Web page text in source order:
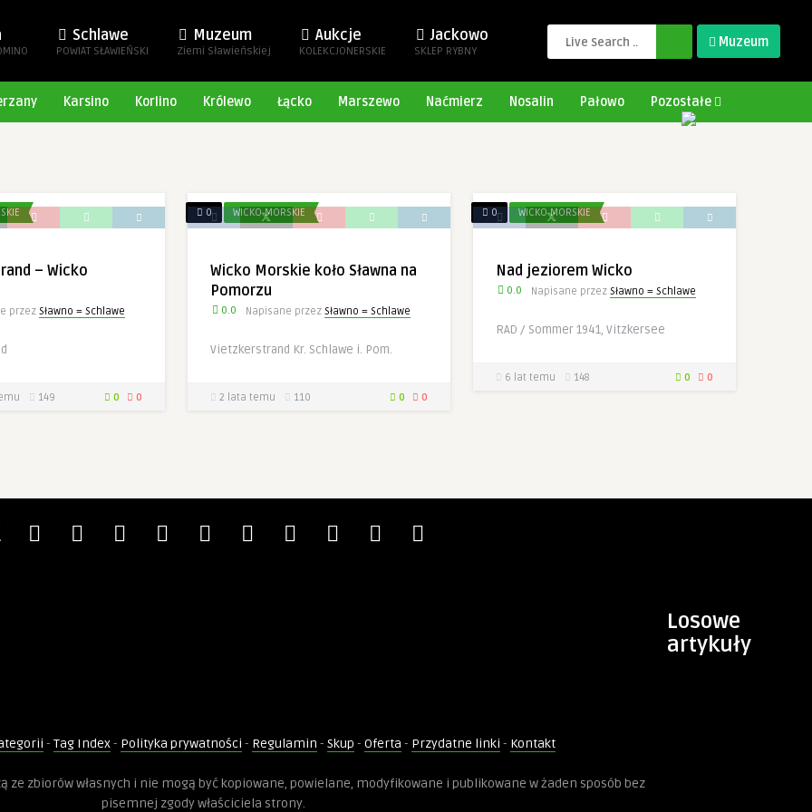
Schlawe
POWIAT SŁAWIEŃSKI
Muzeum
Ziemi Sławieńskiej
Aukcje
KOLEKCJONERSKIE
Jackowo
SKLEP RYBNY
Muzeum
Karsino Korlino Królewo Łącko Marszewo Naćmierz Nosalin Pałowo Pozostałe
– Wicko
przez Sławno = Schlawe
149 0 0
0 WICKO MORSKIE
Wicko Morskie koło Sławna na
Pomorzu
0.0 Napisane przez Sławno = Schlawe
Vietzkerstrand Kr. Schlawe i. Pom.
2 lata temu 110 0 0
0 WICKO MORSKIE
Nad jeziorem Wicko
0.0 Napisane przez Sławno = Schlawe
RAD / Sommer 1941, Vitzkersee
6 lat temu 148 0 0
Losowe
artykuły
- Tag Index- Polityka prywatności - Regulamin - Skup - Oferta - Przydatne linki - Kontakt
ze zbiorów własnych i nie mogą być kopiowane, powielane, modyfikowane i publikowane w żaden sposób bez
pisemnej zgody właściciela strony.